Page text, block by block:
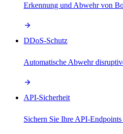
Erkennung und Abwehr von
DDoS-Schutz
Automatische Abwehr
API-Sicherheit
Sichern Sie Ihre API-Endpoints